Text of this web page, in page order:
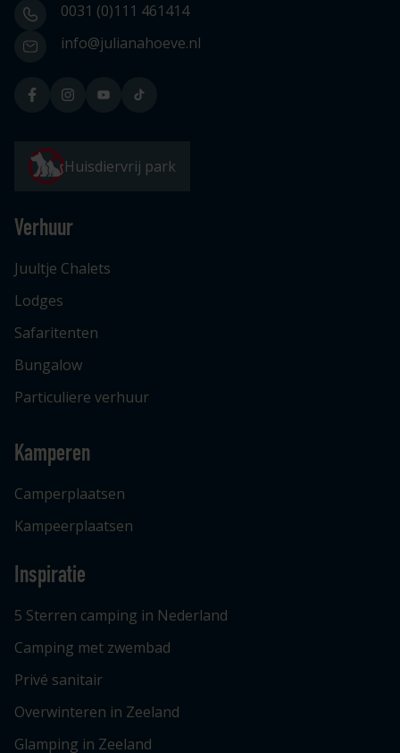
0031 (0)111 461414
info@julianahoeve.nl
Huisdiervrij park
Verhuur
Juultje Chalets
Lodges
Safaritenten
Bungalow
Particuliere verhuur
Kamperen
Camperplaatsen
Kampeerplaatsen
Inspiratie
5 Sterren camping in Nederland
Camping met zwembad
Privé sanitair
Overwinteren in Zeeland
Glamping in Zeeland